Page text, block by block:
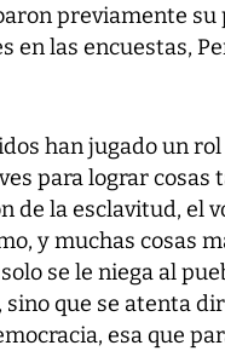
previamente su
en las encuestas,
han jugado un
para lograr cosas
de la esclavitud, el
y muchas cosas
se le niega al
que se atenta
esa que